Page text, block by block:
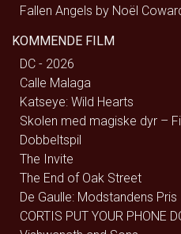
Fallen Angels by Noël
KOMMENDE FILM
DC - 2026
Calle Malaga
Katseye: Wild Hearts
Skolen med magiske dyr –
Dobbeltspil
The Invite
The End of Oak Street
De Gaulle: Modstandens Pris
CORTIS PUT YOUR PHONE